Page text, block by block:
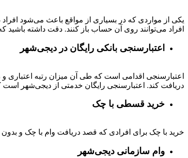
یکی از مواردی که در بسیاری از مواقع باعث می‌شود
افراد می‌توانند روی آن حساب باز کنند. دقت داشته باشید
اعتبارسنجی بانکی رایگان در دیجی‌شهر
اعتبارسنجی اقدامی است که طی آن میزان رتبه
دریافت کند. اعتبارسنجی رایگان خدمتی از دیجی‌شهر
خرید قسطی با چک
خرید با چک برای افرادی که قصد دریافت وام با چک و
وام سازمانی دیجی‌شهر